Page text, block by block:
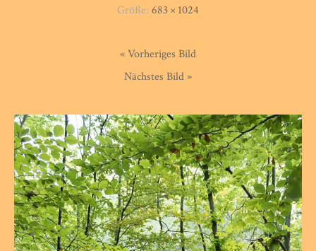
Größe: 683 × 1024
« Vorheriges Bild
Nächstes Bild »